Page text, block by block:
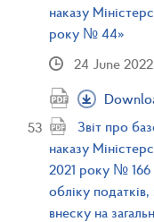
наказу
року № 44»
24 June 2022
Звіт про
наказу
2021 року № 166
обліку
внеску на